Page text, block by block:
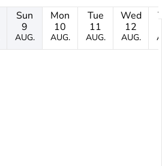
Sun
9
AUG.
Mon
10
AUG.
Tue
11
AUG.
Wed
12
AUG.